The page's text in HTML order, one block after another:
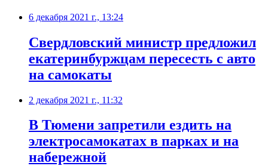
6 декабря 2021 г., 13:24
​Свердловский министр предложил
екатеринбуржцам пересесть с авто
на самокаты
2 декабря 2021 г., 11:32
В Тюмени запретили ездить на
электросамокатах в парках и на
набережной